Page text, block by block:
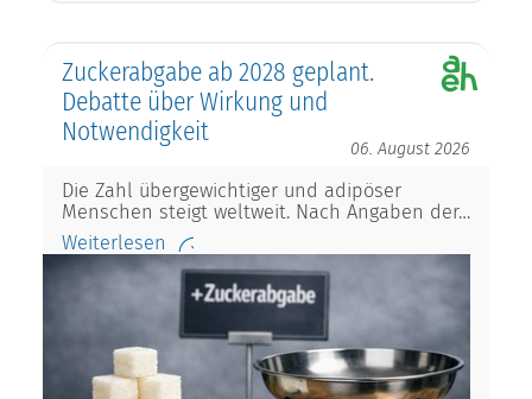
Zuckerabgabe ab 2028 geplant.
Debatte über Wirkung und
Notwendigkeit
06. August 2026
Die Zahl übergewichtiger und adipöser
Menschen steigt weltweit. Nach Angaben der…
Weiterlesen